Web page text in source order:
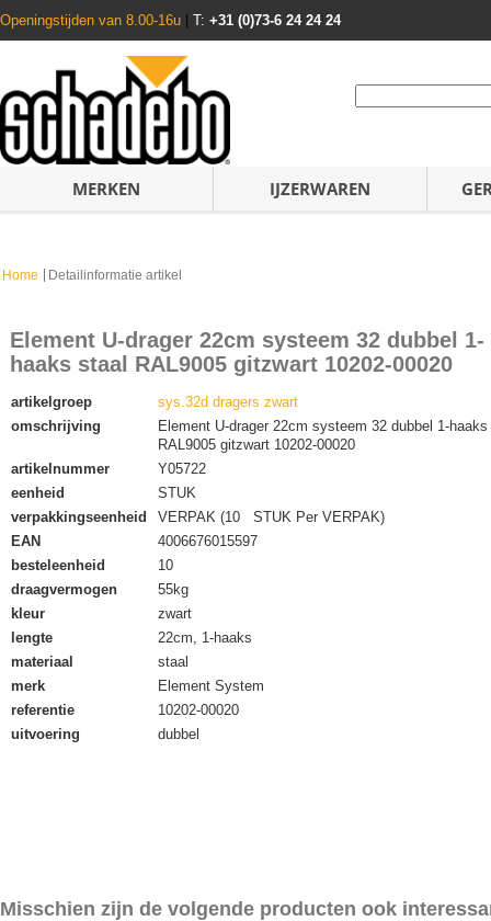
Openingstijden van 8.00-16u T: +31 (0)73-6 24 24 24
MERKEN IJZERWAREN
Home Detailinformatie artikel
Element U-drager 22cm systeem 32 dubbel 1-
haaks staal RAL9005 gitzwart 10202-00020
artikelgroep
sys.32d dragers zwart
omschrijving
Element U-drager 22cm systeem 32 dubbel 1-
RAL9005 gitzwart 10202-00020
artikelnummer
Y05722
eenheid
STUK
verpakkingseenheid
VERPAK (10 STUK Per VERPAK)
EAN
4006676015597
besteleenheid
10
draagvermogen
55kg
kleur
zwart
lengte
22cm, 1-haaks
materiaal
staal
merk
Element System
referentie
10202-00020
uitvoering
dubbel
Misschien zijn de volgende producten ook